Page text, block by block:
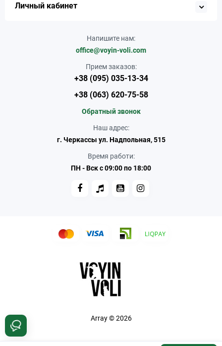
Личный кабинет
Напишите нам:
office@voyin-voli.com
Прием заказов:
+38 (095) 035-13-34
+38 (063) 620-75-58
Обратный звонок
Наш адрес:
г. Черкассы ул. Надпольная, 515
Время работи:
ПН - Вск с 09:00 по 18:00
Array © 2026